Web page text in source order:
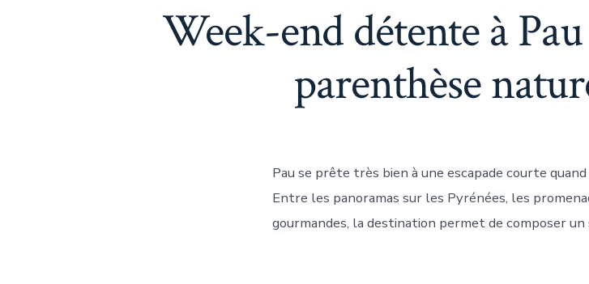
Week-end détente à
parenthèse
Pau se prête très bien à une escapade courte
Entre les panoramas sur les Pyrénées, les
gourmandes, la destination permet de composer un